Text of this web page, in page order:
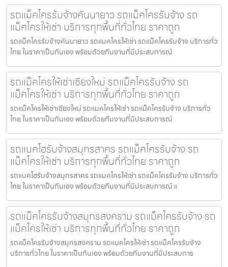
รถแม็คโครรับจ้างคันนายาว รถแม็คโครรับจ้าง รถ
แม็คโครให้เช่า บริการทุกพื้นที่ทั่วไทย ราคาถูก
รถแม็คโครรับจ้างคันนายาว รถแมคโครให้เช่า รถแม็คโครรับจ้าง บริการทั่ว
ไทย ในราคาเป็นกันเอง พร้อมด้วยทีมงานที่มีประสบการณ์
รถแม็คโครให้เช่าเชียงใหม่ รถแม็คโครรับจ้าง รถ
แม็คโครให้เช่า บริการทุกพื้นที่ทั่วไทย ราคาถูก
รถแม็คโครให้เช่าเชียงใหม่ รถแมคโครให้เช่า รถแม็คโครรับจ้าง บริการทั่ว
ไทย ในราคาเป็นกันเอง พร้อมด้วยทีมงานที่มีประสบการณ์
รถแบคโฮรับจ้างสมุทรสาคร รถแม็คโครรับจ้าง รถ
แม็คโครให้เช่า บริการทุกพื้นที่ทั่วไทย ราคาถูก
รถแบคโฮรับจ้างสมุทรสาคร รถแมคโครให้เช่า รถแม็คโครรับจ้าง บริการทั่ว
ไทย ในราคาเป็นกันเอง พร้อมด้วยทีมงานที่มีประสบการณ์ แ
รถแม็คโครรับจ้างสมุทรสงคราม รถแม็คโครรับจ้าง รถ
แม็คโครให้เช่า บริการทุกพื้นที่ทั่วไทย ราคาถูก
รถแม็คโครรับจ้างสมุทรสงคราม รถแมคโครให้เช่า รถแม็คโครรับจ้าง
บริการทั่วไทย ในราคาเป็นกันเอง พร้อมด้วยทีมงานที่มีประสบการ